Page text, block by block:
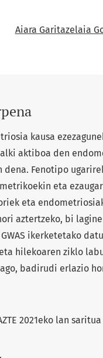
Aiara Garitazelaia
kausa
aktiboa den
dena. Fenotipo
eta
eta
aztertzeko, bi
ikerketetako
hilekoaren ziklo
badirudi erlazio
2021eko lan saritua